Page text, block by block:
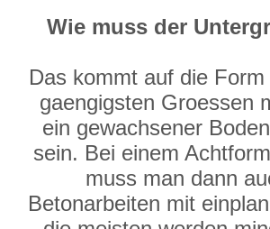
Wie muss der
Das kommt auf die
gaengigsten Groessen
ein gewachsener
sein. Bei einem
muss man dann
Betonarbeiten mit